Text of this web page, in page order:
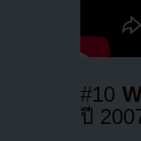
#10
ปี